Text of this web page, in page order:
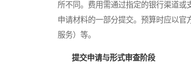
所不同。费用需通过指定的银行渠道
申请材料的一部分提交。预算时应以
服务）等。
提交申请与形式审查阶段